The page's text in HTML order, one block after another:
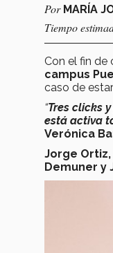
Por MARÍA
Tiempo
Con el fin de
campus
caso de
“Tres clicks
está activa
Verónica
Jorge Ortiz,
Demuner y